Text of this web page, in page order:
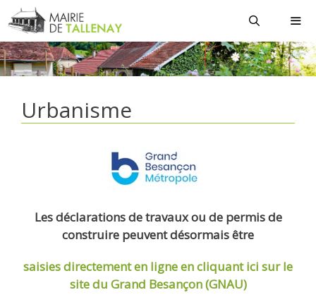
Aller
au
contenu
Urbanisme
Les déclarations de travaux ou de permis de
construire peuvent désormais être
saisies directement en ligneen cliquant ici sur le
site du Grand Besançon (GNAU)